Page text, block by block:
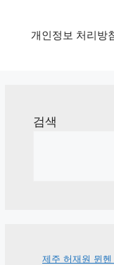
개인정보 처리방
검색
제주 허재원 뮌